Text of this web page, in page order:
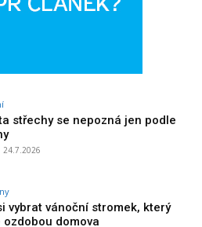
střechy se nepozná jen podle
24.7.2026
vybrat vánoční stromek, který
ozdobou domova